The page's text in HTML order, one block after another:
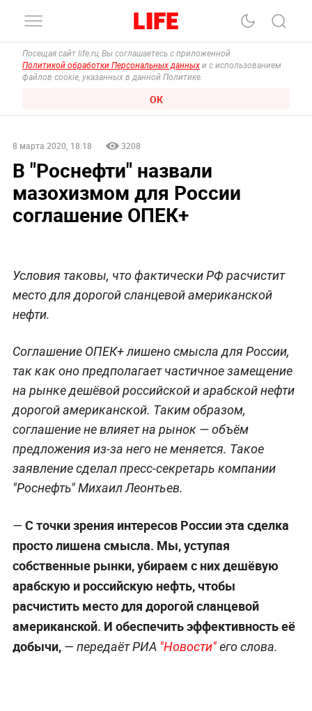
Посещая сайт life.ru, Вы соглашаетесь с приложенной
Политикой обработки Персональных данных и с использованием
файлов cookie, указанных в данной Политике.
ОК
8 марта 2020, 18:18 3208
В "Роснефти" назвали
мазохизмом для России
соглашение ОПЕК+
Условия таковы, что фактически РФ расчистит
место для дорогой сланцевой американской
нефти.
Соглашение ОПЕК+ лишено смысла для России,
так как оно предполагает частичное замещение
на рынке дешёвой российской и арабской нефти
дорогой американской. Таким образом,
соглашение не влияет на рынок — объём
предложения из-за него не меняется. Такое
заявление сделал пресс-секретарь компании
"Роснефть" Михаил Леонтьев.
— С точки зрения интересов России эта сделка
просто лишена смысла. Мы, уступая
собственные рынки, убираем с них дешёвую
арабскую и российскую нефть, чтобы
расчистить место для дорогой сланцевой
американской. И обеспечить эффективность её
добычи,— передаёт РИА "Новости"его слова.